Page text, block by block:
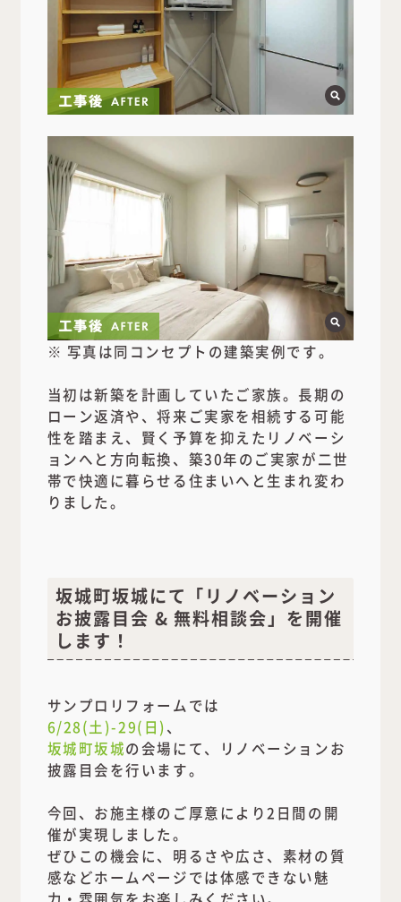
※ 写真は同コンセプトの建築実例です。
当初は新築を計画していたご家族。長期の
ローン返済や、将来ご実家を相続する可能
性を踏まえ、賢く予算を抑えたリノベーシ
ョンへと方向転換、築30年のご実家が二世
帯で快適に暮らせる住まいへと生まれ変わ
りました。
坂城町坂城にて「リノベーション
お披露目会 & 無料相談会」を開催
します！
サンプロリフォームでは
6/28(土)-29(日)、
坂城町坂城の会場にて、リノベーションお
披露目会を行います。
今回、お施主様のご厚意により2日間の開
催が実現しました。
ぜひこの機会に、明るさや広さ、素材の質
感などホームページでは体感できない魅